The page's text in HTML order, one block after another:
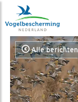
Alle berichten